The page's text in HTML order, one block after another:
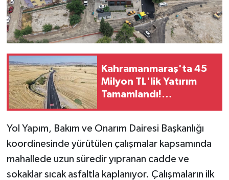
Kahramanmaraş'ta 45
Milyon TL'lik Yatırım
Tamamlandı!
Yol Yapım, Bakım ve Onarım Dairesi Başkanlığı
koordinesinde yürütülen çalışmalar kapsamında
mahallede uzun süredir yıpranan cadde ve
sokaklar sıcak asfaltla kaplanıyor. Çalışmaların ilk
SİVİL TOPLUM
SEÇİM 2014
KİM KİMDİR
ÇEK GÖNDER
KİTAP
HEDEF2020
OTOMOBİL